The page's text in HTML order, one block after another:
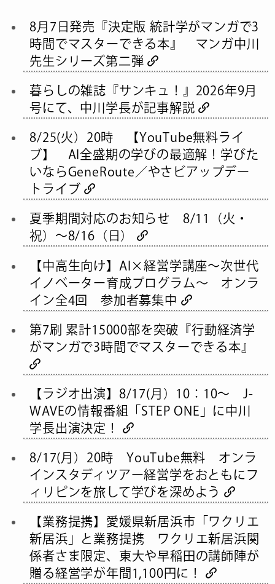
8月7日発売『決定版 統計学がマンガで3
時間でマスターできる本』 マンガ中川
先生シリーズ第二弾
暮らしの雑誌『サンキュ！』2026年9月
号にて、中川学長が記事解説
8/25(火）20時 【YouTube無料ライ
ブ】 AI全盛期の学びの最適解！学びた
いならGeneRoute／やさビアップデー
トライブ
夏季期間対応のお知らせ 8/11（火・
祝）～8/16（日）
【中高生向け】AI×経営学講座～次世代
イノベーター育成プログラム～ オンラ
イン全4回 参加者募集中
第7刷 累計15000部を突破『行動経済学
がマンガで3時間でマスターできる本』
【ラジオ出演】8/17(月）10：10～ J-
WAVEの情報番組「STEP ONE」に中川
学長出演決定！
8/17(月）20時 YouTube無料 オンラ
インスタディツアー経営学をおともにフ
ィリピンを旅して学びを深めよう
【業務提携】愛媛県新居浜市「ワクリエ
新居浜」と業務提携 ワクリエ新居浜関
係者さま限定、東大や早稲田の講師陣が
贈る経営学が年間1,100円に！